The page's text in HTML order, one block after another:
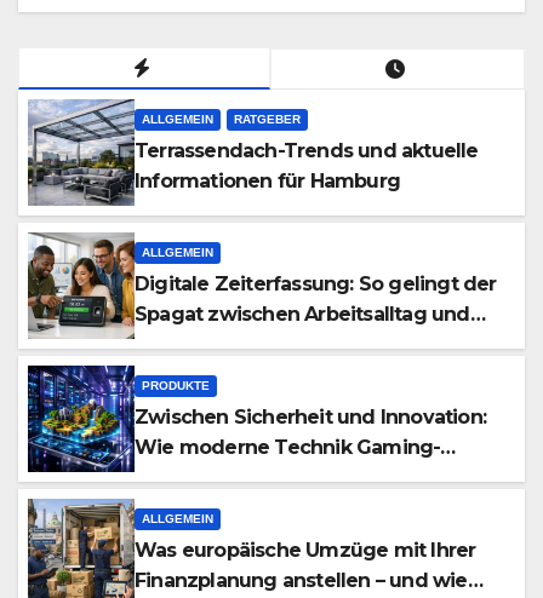
Pflegelinie selbst komplexe
ALLGEMEIN RATGEBER
Terrassendach-Trends und aktuelle
Informationen für Hamburg
ALLGEMEIN
Digitale Zeiterfassung: So gelingt der
Spagat zwischen Arbeitsalltag und
effizienter Personalplanung
PRODUKTE
Zwischen Sicherheit und Innovation:
Wie moderne Technik Gaming-
Communities neu definiert
ALLGEMEIN
Was europäische Umzüge mit Ihrer
Finanzplanung anstellen – und wie